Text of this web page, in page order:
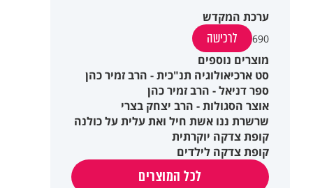
ערכת המקדש
690 לרכישה
מוצרים נוספים
סט ארכיאולוגיה תנ"כית - הרב זמיר כהן
ספר דניאל - הרב זמיר כהן
אוצר הסגולות - הרב יצחק בצרי
שרשרת ננו אשת חיל ואת עלית על כולנה
קופת צדקה יוקרתית
קופת צדקה לילדים
לכל המוצרים